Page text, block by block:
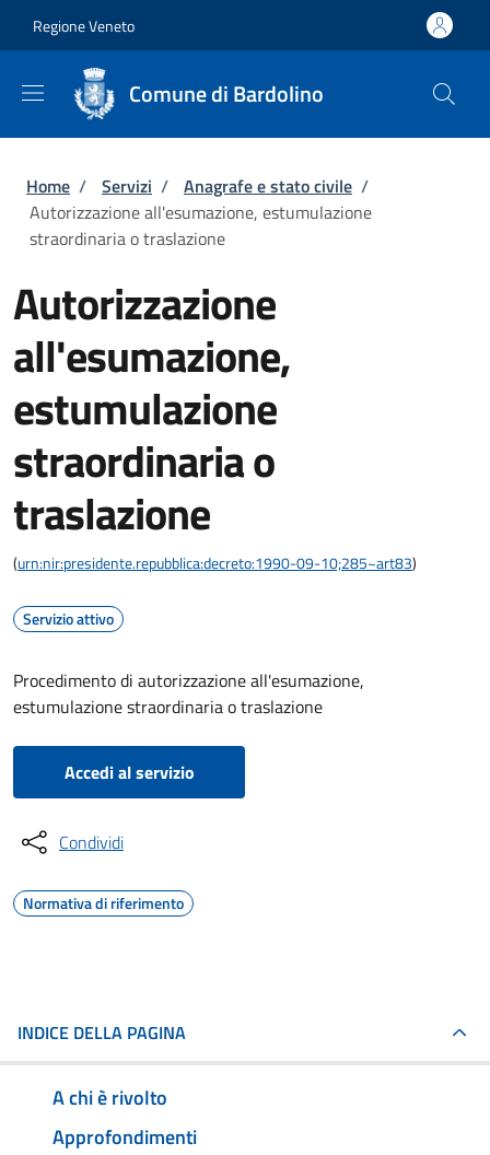
Regione Veneto
Comune di Bardolino
Briciole di pane
Home / Servizi / Anagrafe e stato civile /
Autorizzazione all'esumazione, estumulazione
straordinaria o traslazione
Autorizzazione
all'esumazione,
estumulazione
straordinaria o
traslazione
(urn:nir:presidente.repubblica:decreto:1990-09-10;285~art83)
Servizio attivo
Procedimento di autorizzazione all'esumazione,
estumulazione straordinaria o traslazione
Accedi al servizio
Condividi
Normativa di riferimento
INDICE DELLA PAGINA
A chi è rivolto
Approfondimenti